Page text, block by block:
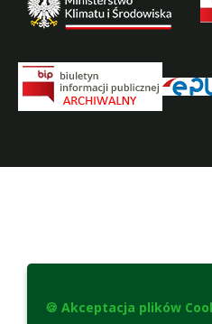
🍪 Akceptacja plików